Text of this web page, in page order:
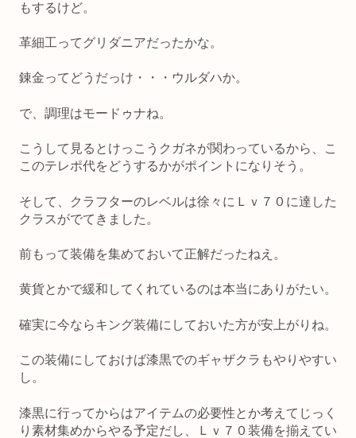
もするけど。
革細工ってグリダニアだったかな。
錬金ってどうだっけ・・・ウルダハか。
で、調理はモードゥナね。
こうして見るとけっこうクガネが関わっているから、こ
このテレポ代をどうするかがポイントになりそう。
そして、クラフターのレベルは徐々にＬｖ７０に達した
クラスがでてきました。
前もって装備を集めておいて正解だったねえ。
黄貨とかで緩和してくれているのは本当にありがたい。
確実に今ならキング装備にしておいた方が安上がりね。
この装備にしておけば漆黒でのギャザクラもやりやすい
し。
漆黒に行ってからはアイテムの必要性とか考えてじっく
り素材集めからやる予定だし、Ｌｖ７０装備を揃えてい